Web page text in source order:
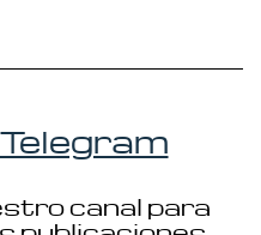
canal para